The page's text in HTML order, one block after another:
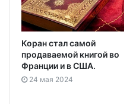
Коран стал самой
продаваемой книгой во
Франции и в США.
24 мая 2024